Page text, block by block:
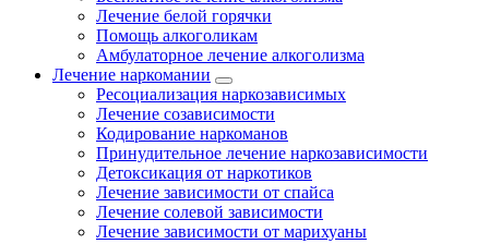
Лечение белой горячки
Помощь алкоголикам
Амбулаторное лечение алкоголизма
Лечение наркомании
Ресоциализация наркозависимых
Лечение созависимости
Кодирование наркоманов
Принудительное лечение наркозависимости
Детоксикация от наркотиков
Лечение зависимости от спайса
Лечение солевой зависимости
Лечение зависимости от марихуаны